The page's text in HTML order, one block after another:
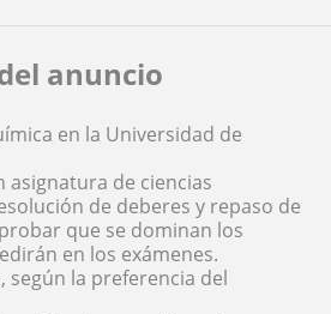
anuncio
en la Universidad de
asignatura de ciencias
de deberes y repaso de
que se dominan los
en los exámenes.
según la preferencia del